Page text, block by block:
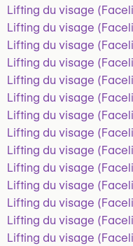
Lifting du visage
Lifting du visage
Lifting du visage
Lifting du visage
Lifting du visage
Lifting du visage
Lifting du visage
Lifting du visage
Lifting du visage
Lifting du visage
Lifting du visage
Lifting du visage
Lifting du visage
Lifting du visage